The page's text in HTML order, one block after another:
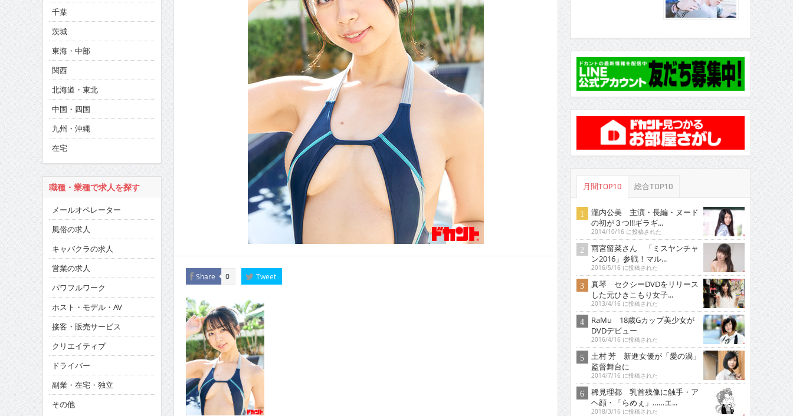
Share 0 Tweet
千葉
茨城
東海・中部
関西
北海道・東北
中国・四国
九州・沖縄
在宅
職種・業種で求人を探す
メールオペレーター
風俗の求人
キャバクラの求人
営業の求人
パワフルワーク
ホスト・モデル・AV
接客・販売サービス
クリエイティブ
ドライバー
副業・在宅・独立
その他
月間TOP10 総合TOP10
瀧内公美 主演・長編・ヌード
の初が３つ!!!ギラギ...
2014/10/16 に投稿された
雨宮留菜さん 「ミスヤンチャ
ン2016」参戦！マル...
2016/5/16 に投稿された
真琴 セクシーDVDをリリース
した元ひきこもり女子...
2013/4/16 に投稿された
RaMu 18歳Gカップ美少女が
DVDデビュー
2016/4/16 に投稿された
土村 芳 新進女優が「愛の渦」
監督舞台に
2014/7/16 に投稿された
稀見理都 乳首残像に触手・ア
ヘ顔・「らめぇ」……エ...
2018/3/16 に投稿された